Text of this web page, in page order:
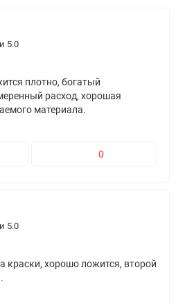
5.0
плотно, богатый
расход, хорошая
материала.
0
5.0
краски, хорошо ложится, второй